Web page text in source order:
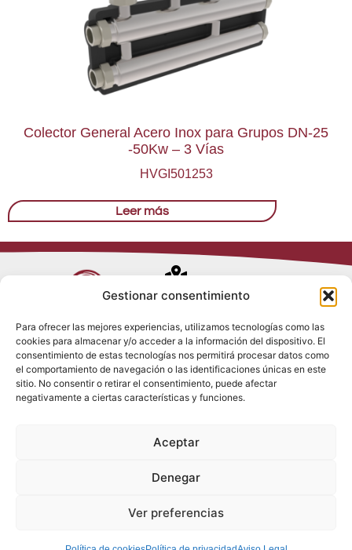
Gestionar consentimiento
Para ofrecer las mejores experiencias, utilizamos tecnologías como las
cookies para almacenar y/o acceder a la información del dispositivo. El
consentimiento de estas tecnologías nos permitirá procesar datos como
el comportamiento de navegación o las identificaciones únicas en este
sitio. No consentir o retirar el consentimiento, puede afectar
negativamente a ciertas características y funciones.
Aceptar
Denegar
Ver preferencias
Colector General Acero Inox para Grupos DN-25
-50Kw – 3 Vías
HVGI501253
Leer más
Avenida de
28017 Madrid
(España)
(+34) 910 917
info@tenki-
Política de
Privacidad
Política de
Cookies